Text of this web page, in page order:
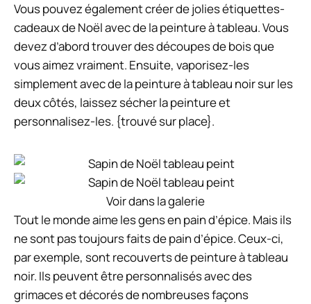
Vous pouvez également créer de jolies étiquettes-
cadeaux de Noël avec de la peinture à tableau. Vous
devez d’abord trouver des découpes de bois que
vous aimez vraiment. Ensuite, vaporisez-les
simplement avec de la peinture à tableau noir sur les
deux côtés, laissez sécher la peinture et
personnalisez-les. {trouvé sur place}.
Voir dans la galerie
Tout le monde aime les gens en pain d’épice. Mais ils
ne sont pas toujours faits de pain d’épice. Ceux-ci,
par exemple, sont recouverts de peinture à tableau
noir. Ils peuvent être personnalisés avec des
grimaces et décorés de nombreuses façons